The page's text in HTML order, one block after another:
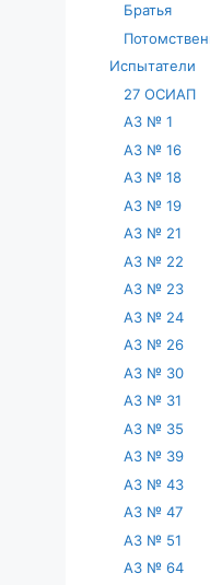
Братья
Испытатели
27 ОСИАП
АЗ № 1
АЗ № 16
АЗ № 18
АЗ № 19
АЗ № 21
АЗ № 22
АЗ № 23
АЗ № 24
АЗ № 26
АЗ № 30
АЗ № 31
АЗ № 35
АЗ № 39
АЗ № 43
АЗ № 47
АЗ № 51
АЗ № 64